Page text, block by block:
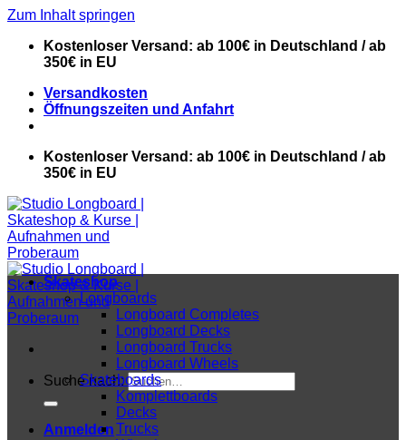
Zum Inhalt springen
Kostenloser Versand: ab 100€ in Deutschland / ab
350€ in EU
Versandkosten
Öffnungszeiten und Anfahrt
Kostenloser Versand: ab 100€ in Deutschland / ab
350€ in EU
Suche nach:
Anmelden
Skateshop
Longboards
Longboard Completes
Longboard Decks
Longboard Trucks
Longboard Wheels
Skateboards
Komplettboards
Decks
Trucks